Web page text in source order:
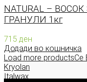
NATURAL –
ГРАНУЛИ 1кг
715 ден
Додади во кошничка
Load more productsСе
Kryolan
Italwax